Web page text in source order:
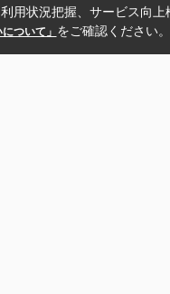
用状況把握、サービス向
ついて」 をご確認ください。